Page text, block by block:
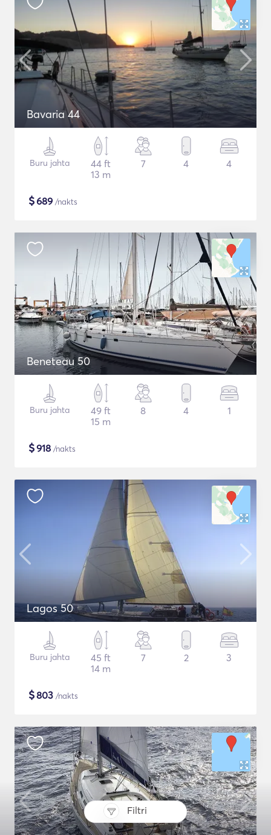
Filtri
Bavaria 44
Buru jahta
44 ft
13 m
7 4 4
$689 /nakts
Beneteau 50
Buru jahta
49 ft
15 m
8 4 1
$918 /nakts
Lagos 50
Buru jahta
45 ft
14 m
7 2 3
$803 /nakts